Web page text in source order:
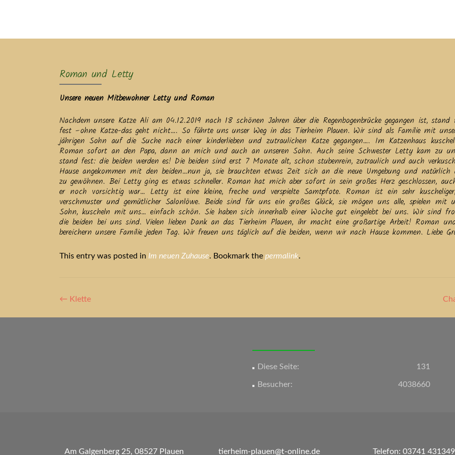
Roman und Letty
Unsere neuen Mitbewohner Letty und Roman
Nachdem unsere Katze Ali am 04.12.2019 nach 18 schönen Jahren über die Regenbogenbrücke gegangen ist,
fest –ohne Katze-das geht nicht…. So führte uns unser Weg in das Tierheim Plauen. Wir sind als Familie mit
jährigen Sohn auf die Suche nach einer kinderlieben und zutraulichen Katze gegangen…. Im Katzenhaus
Roman sofort an den Papa, dann an mich und auch an unseren Sohn. Auch seine Schwester Letty kam zu
stand fest: die beiden werden es! Die beiden sind erst 7 Monate alt, schon stubenrein, zutraulich und auch
Hause angekommen mit den beiden…nun ja, sie brauchten etwas Zeit sich an die neue Umgebung und
zu gewöhnen. Bei Letty ging es etwas schneller. Roman hat mich aber sofort in sein großes Herz geschlossen,
er noch vorsichtig war… Letty ist eine kleine, freche und verspielte Samtpfote. Roman ist ein sehr
verschmuster und gemütlicher Salonlöwe. Beide sind für uns ein großes Glück, sie mögen uns alle, spielen mit
Sohn, kuscheln mit uns… einfach schön. Sie haben sich innerhalb einer Woche gut eingelebt bei uns. Wir sind
die beiden bei uns sind. Vielen lieben Dank an das Tierheim Plauen, ihr macht eine großartige Arbeit! Roman
bereichern unsere Familie jeden Tag. Wir freuen uns täglich auf die beiden, wenn wir nach Hause kommen. Liebe
This entry was posted in Im neuen Zuhause. Bookmark the permalink.
Artikel-
Navigation
← Klette
131
Diese Seite:
4038660
Besucher:
Am Galgenberg 25, 08527 Plauen tierheim-plauen@t-online.de Telefon: 03741 431349